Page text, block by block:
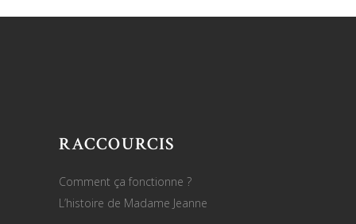
RACCOURCIS
Comment ça fonctionne ?
L’histoire de Madame Jeanne